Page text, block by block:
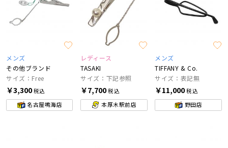
メンズ
その他ブランド
サイズ：Free
￥3,300税込
名古屋鳴海店
レディース
TASAKI
サイズ：下記参照
￥7,700税込
本厚木駅前店
メンズ
TIFFANY & Co.
サイズ：表記無
￥11,000税込
野田店